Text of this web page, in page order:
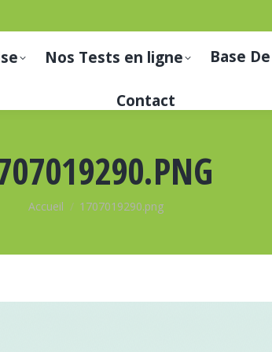
Nos Tests en ligne Base
Contact
Vous êtes ici :
Accueil 1707019290.png